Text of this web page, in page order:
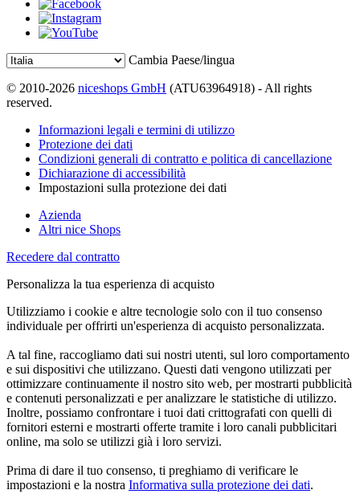
Cambia Paese/lingua
© 2010-2026 niceshops GmbH (ATU63964918) - All rights
reserved.
Informazioni legali e termini di utilizzo
Protezione dei dati
Condizioni generali di contratto e politica di cancellazione
Dichiarazione di accessibilità
Impostazioni sulla protezione dei dati
Azienda
Altri nice Shops
Recedere dal contratto
Personalizza la tua esperienza di acquisto
Utilizziamo i cookie e altre tecnologie solo con il tuo consenso
individuale per offrirti un'esperienza di acquisto personalizzata.
A tal fine, raccogliamo dati sui nostri utenti, sul loro comportamento
e sui dispositivi che utilizzano. Questi dati vengono utilizzati per
ottimizzare continuamente il nostro sito web, per mostrarti pubblicità
e contenuti personalizzati e per analizzare le statistiche di utilizzo.
Inoltre, possiamo confrontare i tuoi dati crittografati con quelli di
fornitori esterni e mostrarti offerte tramite i loro canali pubblicitari
online, ma solo se utilizzi già i loro servizi.
Prima di dare il tuo consenso, ti preghiamo di verificare le
impostazioni e la nostra Informativa sulla protezione dei dati.